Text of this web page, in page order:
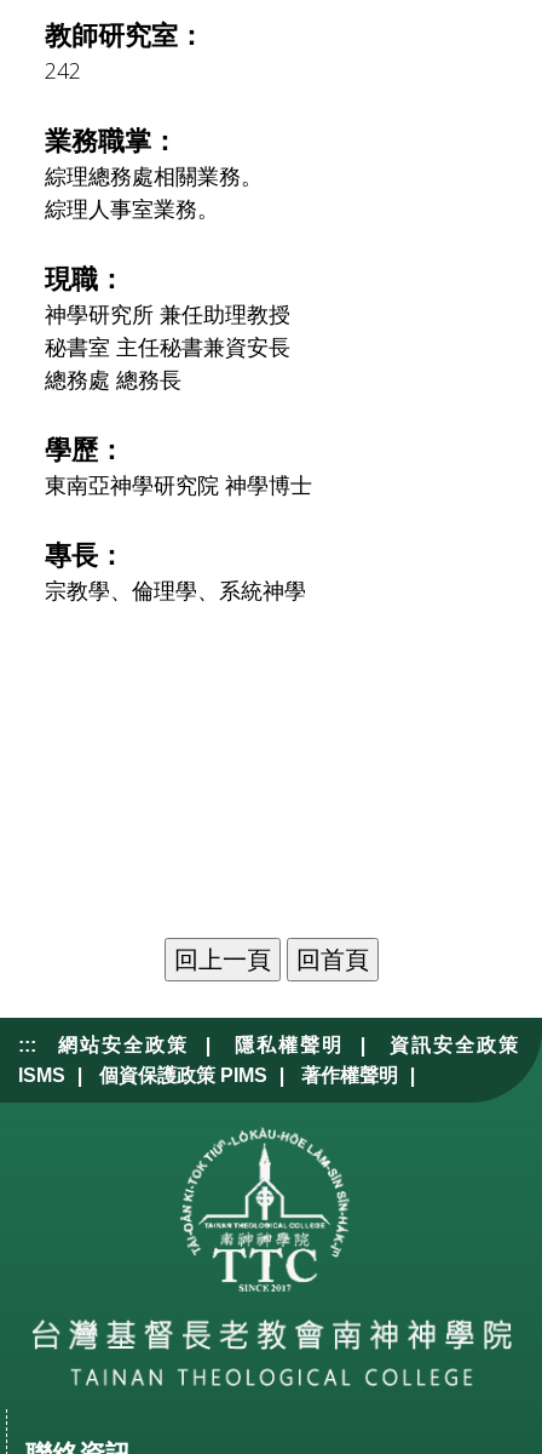
教師研究室：
242
業務職掌：
綜理總務處相關業務。
綜理人事室業務。
現職：
神學研究所 兼任助理教授
秘書室 主任秘書兼資安長
總務處 總務長
學歷：
東南亞神學研究院 神學博士
專長：
宗教學、倫理學、系統神學
::: 網站安全政策 | 隱私權聲明 |
資訊安全政策
ISMS
| 個資保護政策 PIMS | 著作權聲明 |